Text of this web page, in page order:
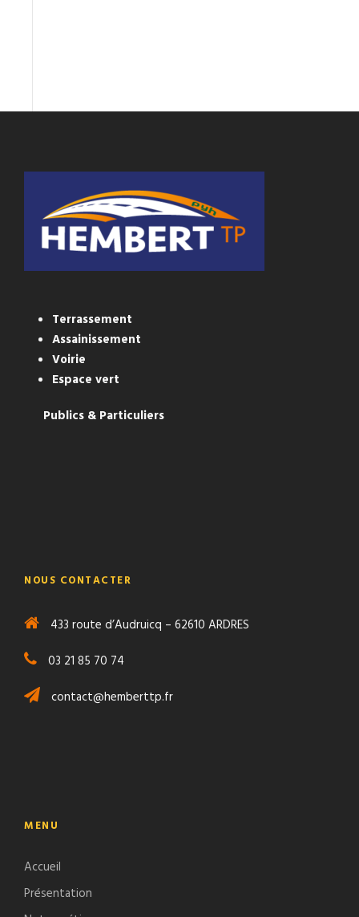
Terrassement
Assainissement
Voirie
Espace vert
Publics & Particuliers
NOUS CONTACTER
433 route d’Audruicq – 62610 ARDRES
03 21 85 70 74
contact@hemberttp.fr
MENU
Accueil
Présentation